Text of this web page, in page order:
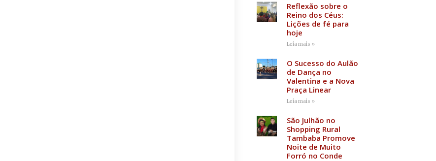
Reflexão sobre o
Reino dos Céus:
Lições de fé para
hoje
Leia mais »
O Sucesso do Aulão
de Dança no
Valentina e a Nova
Praça Linear
Leia mais »
São Julhão no
Shopping Rural
Tambaba Promove
Noite de Muito
Forró no Conde